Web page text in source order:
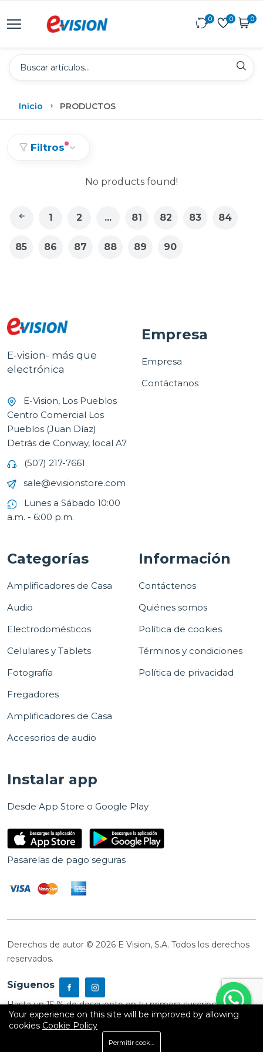
0 0 0
Inicio PRODUCTOS
Filtros
No products found!
1 2 ... 81 82 83 84
85 86 87 88 89 90
E-vision- más que
electrónica
E-Vision, Los Pueblos
Centro Comercial Los
Pueblos (Juan Díaz)
Detrás de Conway, local A7
(507) 217-7661
sale@evisionstore.com
Lunes a Sábado 10:00
a.m. - 6:00 p.m.
Empresa
Empresa
Contáctanos
Categorías
Amplificadores de Casa
Audio
Electrodomésticos
Celulares y Tablets
Fotografía
Fregadores
Amplificadores de Casa
Accesorios de audio
Información
Contáctenos
Quiénes somos
Política de cookies
Términos y condiciones
Política de privacidad
Instalar app
Desde App Store o Google Play
Pasarelas de pago seguras
Derechos de autor © 2026 E Vision, S.A. Todos los derechos
reservados.
Síguenos
Hasta un 15 % de descuento en tu primera suscripción
Carrito
Your experience on this site will be improved by allowing
cookies Cookie Policy
Permitir cookies